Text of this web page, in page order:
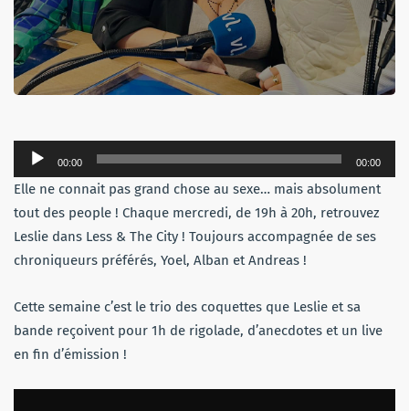
Lecteur
audio
00:00 00:00
Elle ne connait pas grand chose au sexe… mais absolument
tout des people ! Chaque mercredi, de 19h à 20h, retrouvez
Leslie dans Less & The City ! Toujours accompagnée de ses
chroniqueurs préférés, Yoel, Alban et Andreas !
Cette semaine c’est le trio des coquettes que Leslie et sa
bande reçoivent pour 1h de rigolade, d’anecdotes et un live
en fin d’émission !